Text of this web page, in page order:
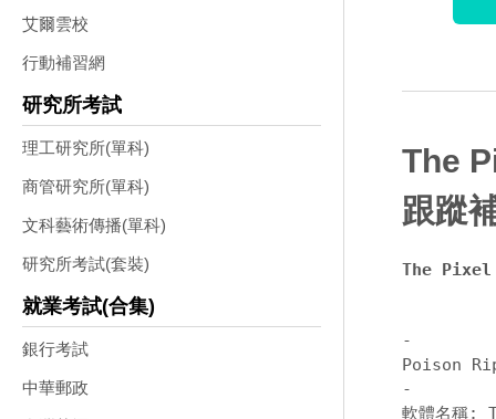
艾爾雲校
行動補習網
研究所考試
理工研究所(單科)
商管研究所(單科)
文科藝術傳播(單科)
研究所考試(套裝)
就業考試(合集)
銀行考試
中華郵政
The
跟蹤
The Pixel
-
-
軟體名稱: